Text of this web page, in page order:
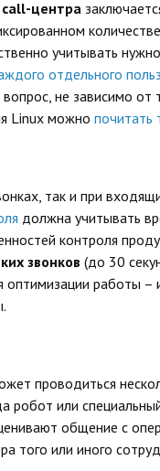
call-центра
учитывать
отдельного
не зависимо от
Linux можнопочитать
так и при
должна учитывать
контроля
звонков (до 30
работы –
проводиться
робот или
общение с
того или иного